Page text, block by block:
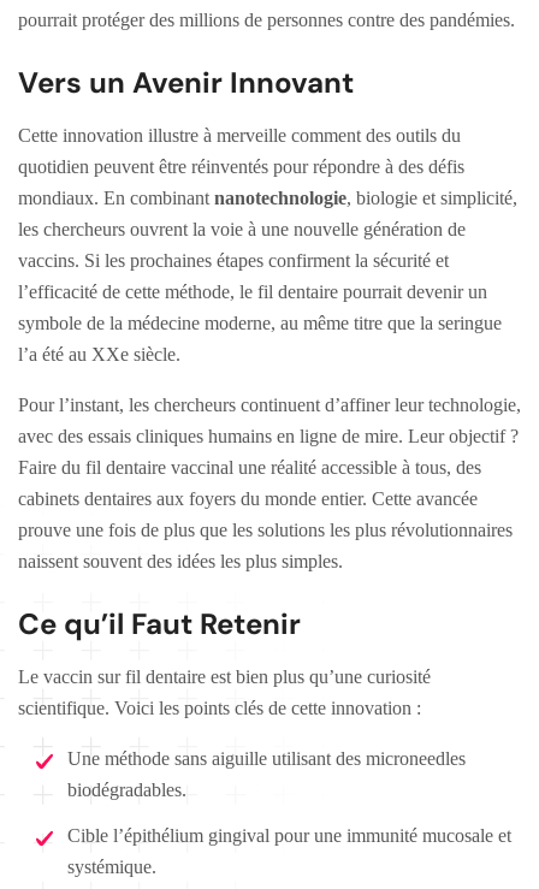
pourrait protéger des millions de personnes contre des pandémies.
Vers un Avenir Innovant
Cette innovation illustre à merveille comment des outils du
quotidien peuvent être réinventés pour répondre à des défis
mondiaux. En combinant nanotechnologie, biologie et simplicité,
les chercheurs ouvrent la voie à une nouvelle génération de
vaccins. Si les prochaines étapes confirment la sécurité et
l’efficacité de cette méthode, le fil dentaire pourrait devenir un
symbole de la médecine moderne, au même titre que la seringue
l’a été au XXe siècle.
Pour l’instant, les chercheurs continuent d’affiner leur technologie,
avec des essais cliniques humains en ligne de mire. Leur objectif ?
Faire du fil dentaire vaccinal une réalité accessible à tous, des
cabinets dentaires aux foyers du monde entier. Cette avancée
prouve une fois de plus que les solutions les plus révolutionnaires
naissent souvent des idées les plus simples.
Ce qu’il Faut Retenir
Le vaccin sur fil dentaire est bien plus qu’une curiosité
scientifique. Voici les points clés de cette innovation :
Une méthode sans aiguille utilisant des microneedles
biodégradables.
Cible l’épithélium gingival pour une immunité mucosale et
systémique.